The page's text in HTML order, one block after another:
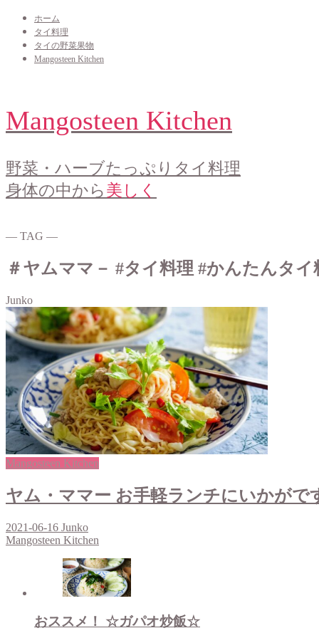
ホーム
タイ料理
タイの野菜果物
Mangosteen Kitchen
Mangosteen Kitchen
野菜・ハーブたっぷりタイ料理
身体の中から美しく
― TAG ―
＃ヤムママ－ #タイ料理 #かんたんタイ
Junko
Mangosteen Kitchen
ヤム・ママー お手軽ランチにいかがで
2021-06-16 Junko
Mangosteen Kitchen
おススメ！ ☆ガパオ炒飯☆